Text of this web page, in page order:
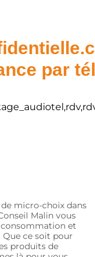
par
micro-choix dans
Malin vous
et
ce soit pour
produits de